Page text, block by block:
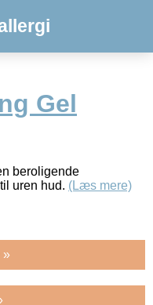
Gel
beroligende
uren hud. (Læs mere)
»